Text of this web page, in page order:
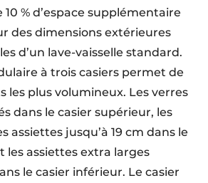
% d’espace supplémentaire
des dimensions extérieures
d’un lave-vaisselle standard.
à trois casiers permet de
les plus volumineux. Les verres
dans le casier supérieur, les
assiettes jusqu’à 19 cm dans le
les assiettes extra larges
le casier inférieur. Le casier